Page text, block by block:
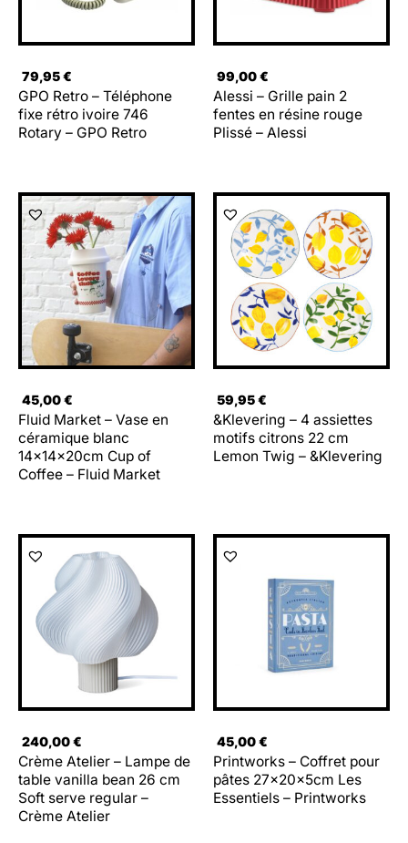
79,95€
GPO Retro – Téléphone
fixe rétro ivoire 746
Rotary – GPO Retro
99,00€
Alessi – Grille pain 2
fentes en résine rouge
Plissé – Alessi
45,00€
Fluid Market – Vase en
céramique blanc
14x14x20cm Cup of
Coffee – Fluid Market
59,95€
&Klevering – 4 assiettes
motifs citrons 22 cm
Lemon Twig – &Klevering
240,00€
Crème Atelier – Lampe de
table vanilla bean 26 cm
Soft serve regular –
Crème Atelier
45,00€
Printworks – Coffret pour
pâtes 27x20x5cm Les
Essentiels – Printworks